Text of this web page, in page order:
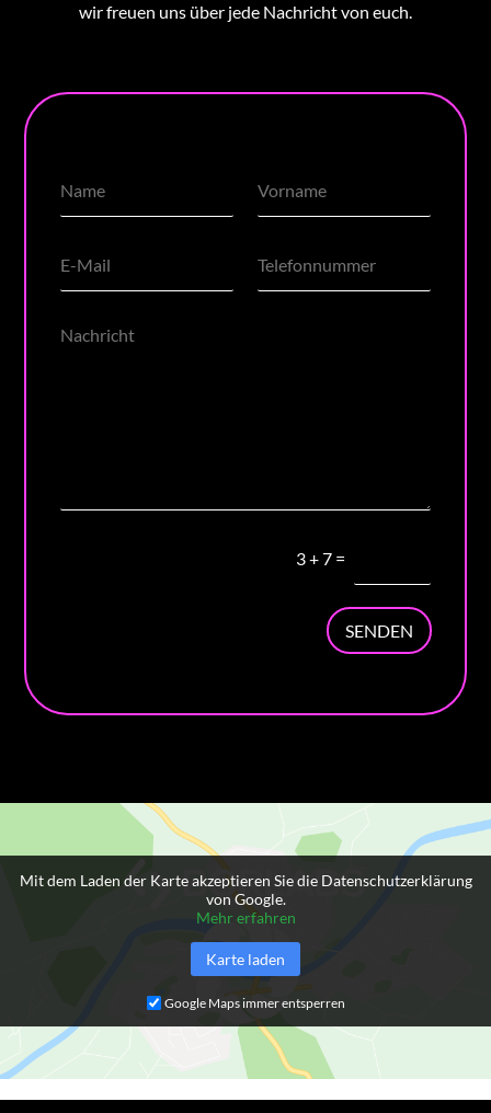
wir freuen uns über jede Nachricht von euch.
3+7 =
SENDEN
Mit dem Laden der Karte akzeptieren Sie die Datenschutzerklärung
von Google.
Mehr erfahren
Karte laden
Google Maps immer entsperren